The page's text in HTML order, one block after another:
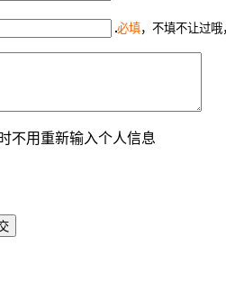
必填，不填不让过
不用重新输入个人信息